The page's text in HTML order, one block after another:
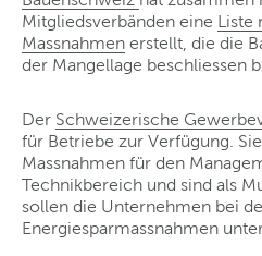
Mitgliedsverbänden eine Liste
Massnahmen erstellt, die die
der Mangellage beschliessen
Der Schweizerische
für Betriebe zur Verfügung.
Massnahmen für den
Technikbereich und sind als
sollen die Unternehmen bei
Energiesparmassnahmen